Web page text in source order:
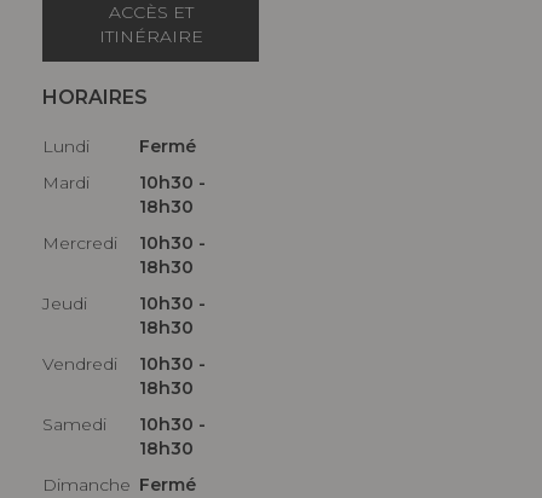
ACCÈS ET
ITINÉRAIRE
HORAIRES
Lundi
Fermé
Mardi
10h30 -
18h30
Mercredi
10h30 -
18h30
Jeudi
10h30 -
18h30
Vendredi
10h30 -
18h30
Samedi
10h30 -
18h30
Dimanche Fermé